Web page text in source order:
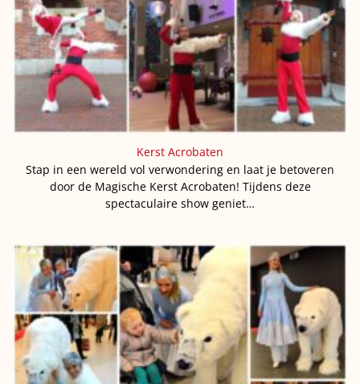
Kerst Acrobaten
Stap in een wereld vol verwondering en laat je betoveren
door de Magische Kerst Acrobaten! Tijdens deze
spectaculaire show geniet…